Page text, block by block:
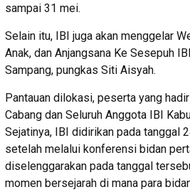
sampai 31 mei.
Selain itu, IBI juga akan menggelar
Anak, dan Anjangsana Ke Sesepuh
Sampang, pungkas Siti Aisyah.
Pantauan dilokasi, peserta yang
Cabang dan Seluruh Anggota IBI
Sejatinya, IBI didirikan pada tanggal
setelah melalui konferensi bidan
diselenggarakan pada tanggal
momen bersejarah di mana para